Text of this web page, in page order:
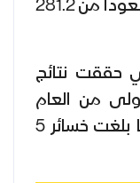
مدرجة، بلغ 306.1 ملايين دولار، صعودا من 281.2
حققت نتائج
من العام
الجاري، 312.3 مليون دولار، بينما بلغت خسائر 5